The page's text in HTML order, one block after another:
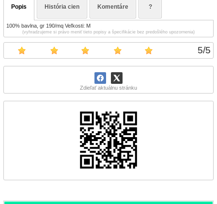
5/5
Zdieľať aktuálnu stránku
Popis História cien Komentáre ?
100% bavlna, gr 190/mq Veľkosti: M
(vyhradzujeme si právo meniť tieto popisy a špecifikácie bez predošlého upozornenia)